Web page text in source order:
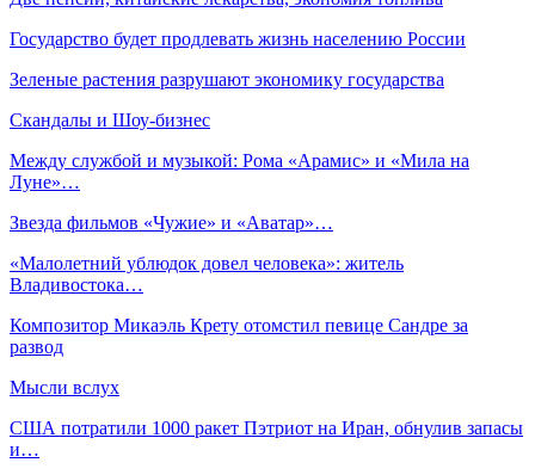
Государство будет продлевать жизнь населению России
Зеленые растения разрушают экономику государства
Скандалы и Шоу-бизнес
Между службой и музыкой: Рома «Арамис» и «Мила на
Луне»…
Звезда фильмов «Чужие» и «Аватар»…
«Малолетний ублюдок довел человека»: житель
Владивостока…
Композитор Микаэль Крету отомстил певице Сандре за
развод
Мысли вслух
США потратили 1000 ракет Пэтриот на Иран, обнулив запасы
и…